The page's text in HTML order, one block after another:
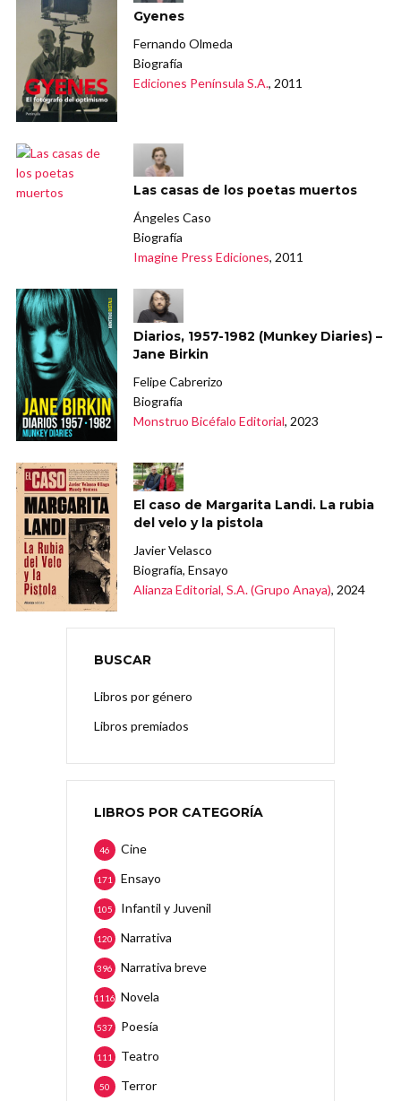
Gyenes
Fernando Olmeda
Biografía
Ediciones Península S.A., 2011
Las casas de los poetas muertos
Ángeles Caso
Biografía
Imagine Press Ediciones, 2011
Diarios, 1957-1982 (Munkey Diaries) –
Jane Birkin
Felipe Cabrerizo
Biografía
Monstruo Bicéfalo Editorial, 2023
El caso de Margarita Landi. La rubia
del velo y la pistola
Javier Velasco
Biografía, Ensayo
Alianza Editorial, S.A. (Grupo Anaya), 2024
BUSCAR
Libros por género
Libros premiados
LIBROS POR CATEGORÍA
Cine
46
Ensayo
171
Infantil y Juvenil
105
Narrativa
120
Narrativa breve
396
Novela
1116
Poesía
537
Teatro
111
Terror
50